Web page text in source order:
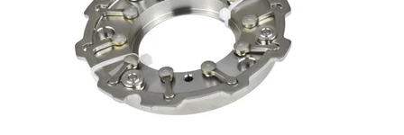
Dostupnost:
Skladem
775
Jrone
2 roky